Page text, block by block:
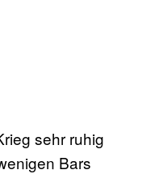
sehr ruhig
Bars